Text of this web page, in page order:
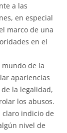
a las
en especial
marco de una
en el
de la
apariencias
la legalidad,
los abusos.
claro indicio de
nivel de